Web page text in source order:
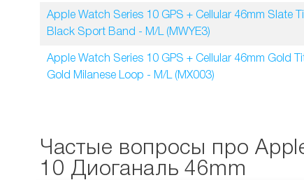
Apple Watch Series 10 GPS + Cellular 46mm Slate
Black Sport Band - M/L (MWYE3)
Apple Watch Series 10 GPS + Cellular 46mm Gold
Gold Milanese Loop - M/L (MX003)
Частые вопросы про
10 Диоганаль 46mm